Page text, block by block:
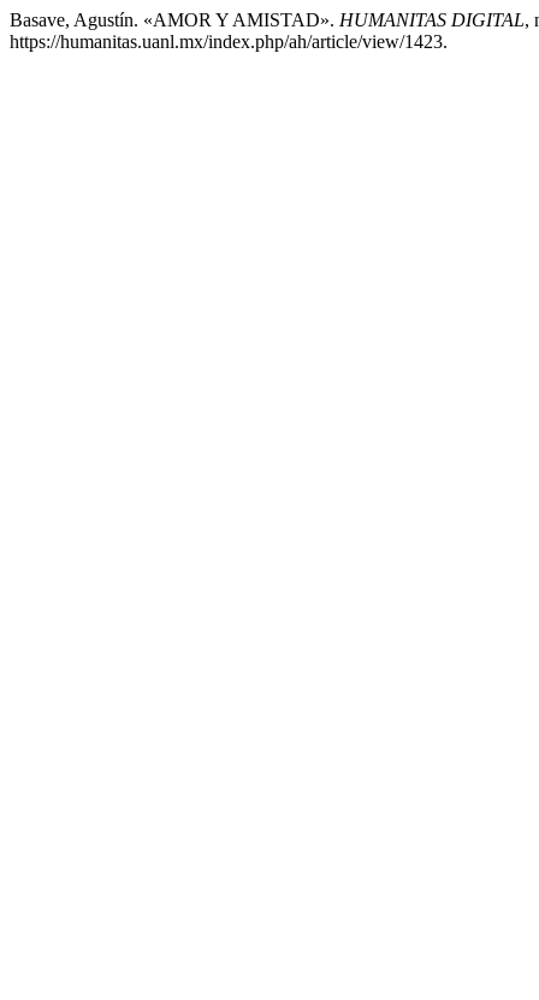
Basave, Agustín. «AMOR Y AMISTAD». HUMANITAS DIGITAL,
https://humanitas.uanl.mx/index.php/ah/article/view/1423.